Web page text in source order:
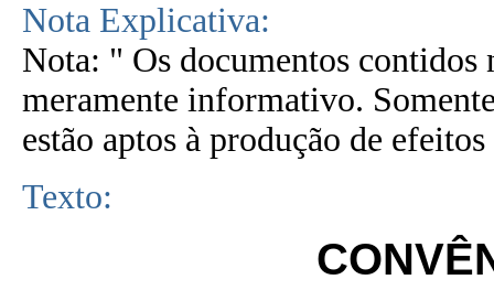
Nota Explicativa:
Nota: " Os documentos contidos
meramente informativo.
estão aptos à produção de
Texto: